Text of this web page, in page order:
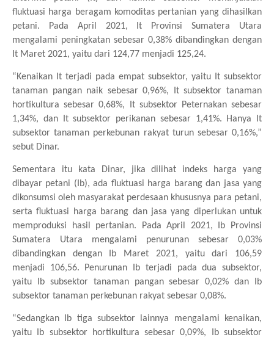
fluktuasi harga beragam komoditas pertanian yang dihasilkan
petani. Pada April 2021, It Provinsi Sumatera Utara
mengalami peningkatan sebesar 0,38% dibandingkan dengan
It Maret 2021, yaitu dari 124,77 menjadi 125,24.
“Kenaikan It terjadi pada empat subsektor, yaitu It subsektor
tanaman pangan naik sebesar 0,96%, It subsektor tanaman
hortikultura sebesar 0,68%, It subsektor Peternakan sebesar
1,34%, dan It subsektor perikanan sebesar 1,41%. Hanya It
subsektor tanaman perkebunan rakyat turun sebesar 0,16%,”
sebut Dinar.
Sementara itu kata Dinar, jika dilihat indeks harga yang
dibayar petani (Ib), ada fluktuasi harga barang dan jasa yang
dikonsumsi oleh masyarakat perdesaan khususnya para petani,
serta fluktuasi harga barang dan jasa yang diperlukan untuk
memproduksi hasil pertanian. Pada April 2021, Ib Provinsi
Sumatera Utara mengalami penurunan sebesar 0,03%
dibandingkan dengan Ib Maret 2021, yaitu dari 106,59
menjadi 106,56. Penurunan Ib terjadi pada dua subsektor,
yaitu Ib subsektor tanaman pangan sebesar 0,02% dan Ib
subsektor tanaman perkebunan rakyat sebesar 0,08%.
“Sedangkan Ib tiga subsektor lainnya mengalami kenaikan,
yaitu Ib subsektor hortikultura sebesar 0,09%, Ib subsektor